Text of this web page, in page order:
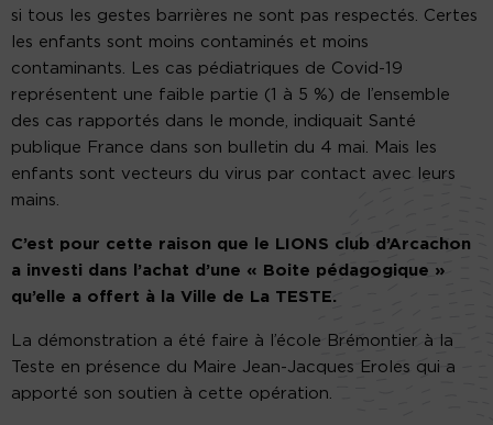
si tous les gestes barrières ne sont pas respectés. Certes
les enfants sont moins contaminés et moins
contaminants. Les cas pédiatriques de Covid-19
représentent une faible partie (1 à 5 %) de l’ensemble
des cas rapportés dans le monde, indiquait Santé
publique France dans son bulletin du 4 mai. Mais les
enfants sont vecteurs du virus par contact avec leurs
mains.
C’est pour cette raison que le LIONS club d’Arcachon
a investi dans l’achat d’une « Boite pédagogique »
qu’elle a offert à la Ville de La TESTE.
La démonstration a été faire à l’école Brémontier à la
Teste en présence du Maire Jean-Jacques Eroles qui a
apporté son soutien à cette opération.